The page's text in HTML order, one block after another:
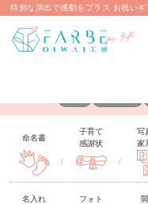
特別な演出で感動をプラス お祝い
命名書
/
子育て
感謝状
/
写
家
名入れ
フォト